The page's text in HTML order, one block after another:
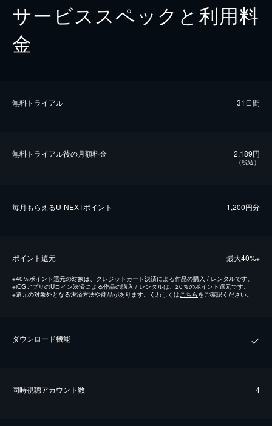
サービススペックと利用料
金
無料トライアル 31日間
無料トライアル後の⽉額料金 2,189円
（税込）
毎⽉もらえるU-NEXTポイント 1,200円分
ポイント還元 最⼤40%※
※40％ポイント還元の対象は、クレジットカード決済による作品の購入 / レンタルです。
※iOSアプリのUコイン決済による作品の購入 / レンタルは、20％のポイント還元です。
※還元の対象外となる決済方法や商品があります。くわしくはこちらをご確認ください。
ダウンロード機能
同時視聴アカウント数 4